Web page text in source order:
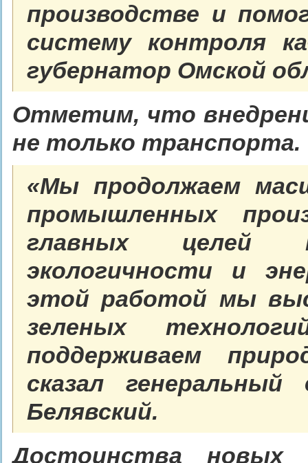
производстве и
систему контроля
губернатор Омской
Отметим, что
не только транспорта.
«Мы продолжаем
промышленных
главных целей
экологичности и
этой работой мы
зеленых
поддерживаем
сказал
Белявский.
Достоинства